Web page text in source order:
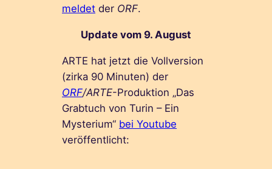
meldet der ORF.
Update vom 9. August
ARTE hat jetzt die Vollversion
(zirka 90 Minuten) der
ORF/ARTE-Produktion „Das
Grabtuch von Turin – Ein
Mysterium“ bei Youtube
veröffentlicht: